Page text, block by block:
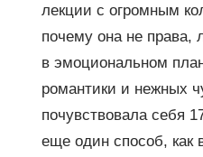
лекции с огромным
почему она не права,
в эмоциональном
романтики и нежных
почувствовала себя
еще один способ, как